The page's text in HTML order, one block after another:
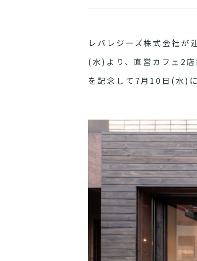
レバレジーズ株式会社
(水)より、直営カフェ2
を記念して7月10日(水)